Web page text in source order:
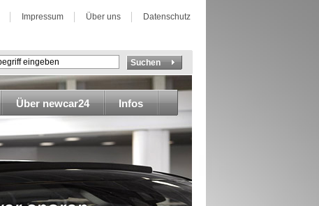
Impressum Über uns
Datenschutz
Über newcar24 Infos